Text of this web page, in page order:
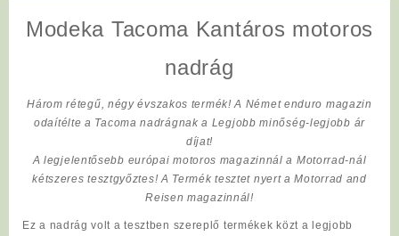
Modeka Tacoma Kantáros motoros
nadrág
Három rétegű, négy évszakos termék! A Német enduro magazin
odaítélte a Tacoma nadrágnak a Legjobb minőség-legjobb ár
díjat!
A legjelentősebb európai motoros magazinnál a Motorrad-nál
kétszeres tesztgyőztes! A Termék tesztet nyert a Motorrad and
Reisen magazinnál!
Ez a nadrág volt a tesztben szereplő termékek közt a legjobb